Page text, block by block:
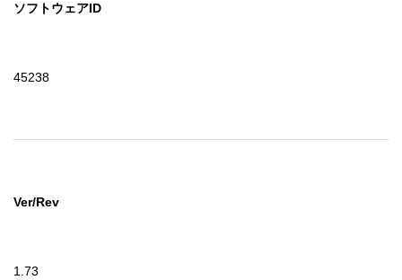
ソフトウェアID
45238
Ver/Rev
1.73